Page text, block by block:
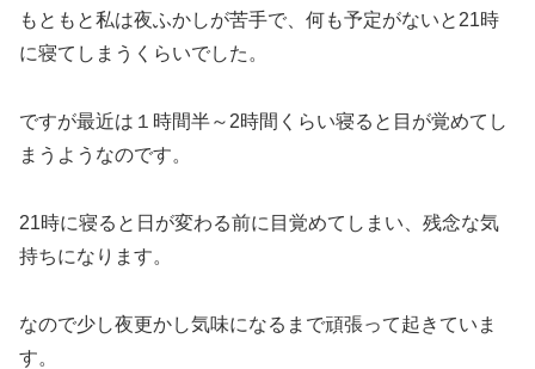
もともと私は夜ふかしが苦手で、何も予定がないと21時
に寝てしまうくらいでした。
ですが最近は１時間半～2時間くらい寝ると目が覚めてし
まうようなのです。
21時に寝ると日が変わる前に目覚めてしまい、残念な気
持ちになります。
なので少し夜更かし気味になるまで頑張って起きていま
す。